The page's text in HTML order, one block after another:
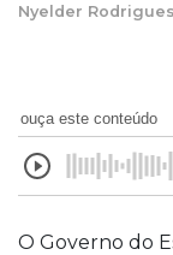
Nyelder Rodrigues
ouça este conteúdo
O Governo do